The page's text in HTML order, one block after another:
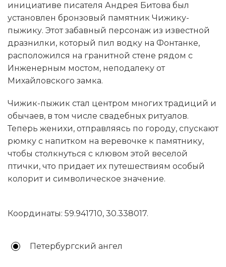
инициативе писателя Андрея Битова был
установлен бронзовый памятник Чижику-
пыжику. Этот забавный персонаж из известной
дразнилки, который пил водку на Фонтанке,
расположился на гранитной стене рядом с
Инженерным мостом, неподалеку от
Михайловского замка.
Чижик-пыжик стал центром многих традиций и
обычаев, в том числе свадебных ритуалов.
Теперь женихи, отправляясь по городу, спускают
рюмку с напитком на веревочке к памятнику,
чтобы столкнуться с клювом этой веселой
птички, что придает их путешествиям особый
колорит и символическое значение.
Координаты: 59.941710, 30.338017.
Петербургский ангел